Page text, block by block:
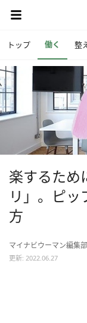
トップ 働く 整
楽するため
リ」。ピッ
方
マイナビウーマン編集部
更新: 2022.06.27